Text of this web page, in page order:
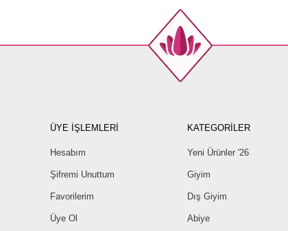
ÜYE İŞLEMLERİ
Hesabım
Şifremi Unuttum
Favorilerim
Üye Ol
KATEGORİLER
Yeni Ürünler '26
Giyim
Dış Giyim
Abiye